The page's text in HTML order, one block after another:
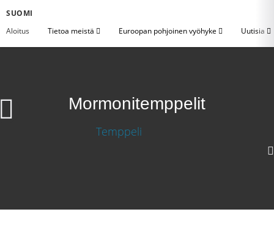
SUOMI
Aloitus
Tietoa meistä Euroopan pohjoinen vyöhyke Uutisia
Mormonitemppelit